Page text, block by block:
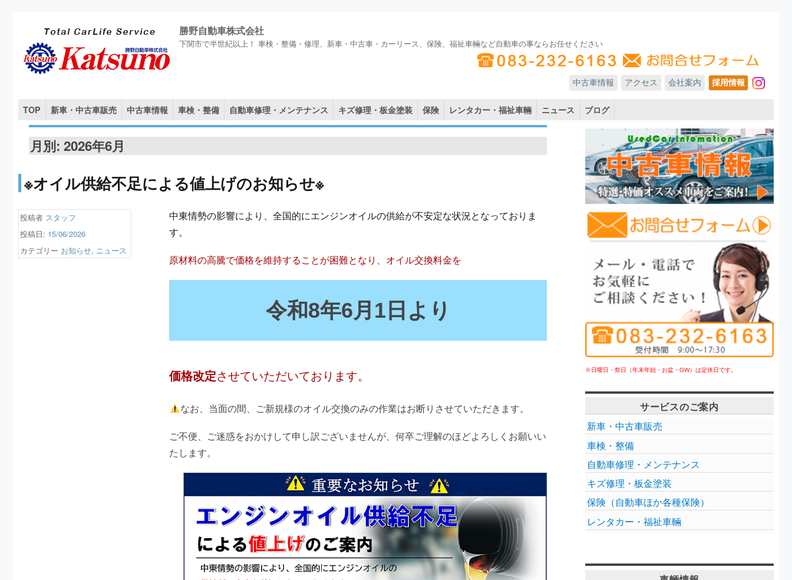
勝野自動車株式会社
下関市で半世紀以上！ 車検・整備・修理、新車・中古車・カーリース、保険、福祉車輛など自動車の事ならお任せください
中古車情報 アクセス 会社案内 採用情報 In
TOP 新車・中古車販売 中古車情報 車検・整備 自動車修理・メンテナンス キズ修理・板金塗装 保険 レンタカー・福祉車輛 ニュース ブログ
月別: 2026年6月
※オイル供給不足による値上げのお知らせ※
中東情勢の影響により、全国的にエンジンオイルの供給が不安定な状況となっておりま
す。
原材料の高騰で価格を維持することが困難となり、オイル交換料金を
令和8年6月1日より
価格改定させていただいております。
なお、当面の間、ご新規様のオイル交換のみの作業はお断りさせていただきます。
ご不便、ご迷惑をおかけして申し訳ございませんが、何卒ご理解のほどよろしくお願いい
たします。
投稿者 スタッフ
投稿日: 15/06/2026
カテゴリー お知らせ, ニュース
※日曜日・祭日（年末年始・お盆・GW）は定休日です。
サービスのご案内
新車・中古車販売
車検・整備
自動車修理・メンテナンス
キズ修理・板金塗装
保険（自動車ほか各種保険）
レンタカー・福祉車輛